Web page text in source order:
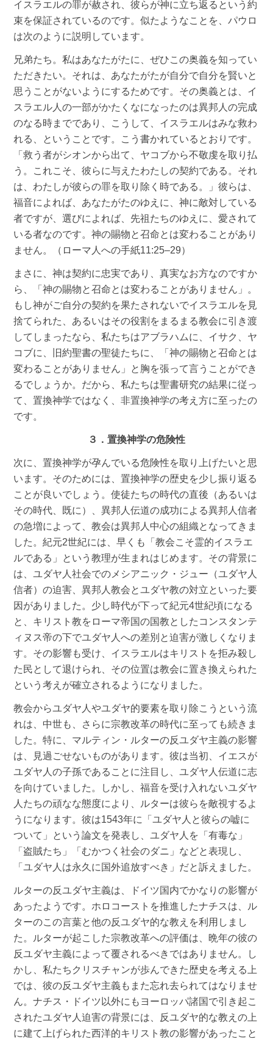
イスラエルの罪が赦され、彼らが神に立ち返るという約
束を保証されているのです。似たようなことを、パウロ
は次のように説明しています。
兄弟たち。私はあなたがたに、ぜひこの奥義を知ってい
ただきたい。それは、あなたがたが自分で自分を賢いと
思うことがないようにするためです。その奥義とは、イ
スラエル人の一部がかたくなになったのは異邦人の完成
のなる時までであり、こうして、イスラエルはみな救わ
れる、ということです。こう書かれているとおりです。
「救う者がシオンから出て、ヤコブから不敬虔を取り払
う。これこそ、彼らに与えたわたしの契約である。それ
は、わたしが彼らの罪を取り除く時である。」彼らは、
福音によれば、あなたがたのゆえに、神に敵対している
者ですが、選びによれば、先祖たちのゆえに、愛されて
いる者なのです。神の賜物と召命とは変わることがあり
ません。（ローマ人への手紙11:25–29）
まさに、神は契約に忠実であり、真実なお方なのですか
ら、「神の賜物と召命とは変わることがありません」。
もし神がご自分の契約を果たされないでイスラエルを見
捨てられた、あるいはその役割をまるまる教会に引き渡
してしまったなら、私たちはアブラハムに、イサク、ヤ
コブに、旧約聖書の聖徒たちに、「神の賜物と召命とは
変わることがありません」と胸を張って言うことができ
るでしょうか。だから、私たちは聖書研究の結果に従っ
て、置換神学ではなく、非置換神学の考え方に至ったの
です。
３．置換神学の危険性
次に、置換神学が孕んでいる危険性を取り上げたいと思
います。そのためには、置換神学の歴史を少し振り返る
ことが良いでしょう。使徒たちの時代の直後（あるいは
その時代、既に）、異邦人伝道の成功による異邦人信者
の急増によって、教会は異邦人中心の組織となってきま
した。紀元2世紀には、早くも「教会こそ霊的イスラエ
ルである」という教理が生まれはじめます。その背景に
は、ユダヤ人社会でのメシアニック・ジュー（ユダヤ人
信者）の迫害、異邦人教会とユダヤ教の対立といった要
因がありました。少し時代が下って紀元4世紀頃になる
と、キリスト教をローマ帝国の国教としたコンスタンテ
ィヌス帝の下でユダヤ人への差別と迫害が激しくなりま
す。その影響も受け、イスラエルはキリストを拒み殺し
た民として退けられ、その位置は教会に置き換えられた
という考えが確立されるようになりました。
教会からユダヤ人やユダヤ的要素を取り除こうという流
れは、中世も、さらに宗教改革の時代に至っても続きま
した。特に、マルティン・ルターの反ユダヤ主義の影響
は、見過ごせないものがあります。彼は当初、イエスが
ユダヤ人の子孫であることに注目し、ユダヤ人伝道に志
を向けていました。しかし、福音を受け入れないユダヤ
人たちの頑なな態度により、ルターは彼らを敵視するよ
うになります。彼は1543年に「ユダヤ人と彼らの嘘に
ついて」という論文を発表し、ユダヤ人を「有毒な」
「盗賊たち」「むかつく社会のダニ」などと表現し、
「ユダヤ人は永久に国外追放すべき」だと訴えました。
ルターの反ユダヤ主義は、ドイツ国内でかなりの影響が
あったようです。ホロコーストを推進したナチスは、ル
ターのこの言葉と他の反ユダヤ的な教えを利用しまし
た。ルターが起こした宗教改革への評価は、晩年の彼の
反ユダヤ主義によって覆されるべきではありません。し
かし、私たちクリスチャンが歩んできた歴史を考える上
では、彼の反ユダヤ主義もまた忘れ去られてはなりませ
ん。ナチス・ドイツ以外にもヨーロッパ諸国で引き起こ
されたユダヤ人迫害の背景には、反ユダヤ的な教えの上
に建て上げられた西洋的キリスト教の影響があったこと